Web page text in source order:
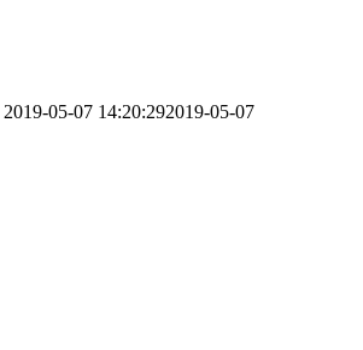
2019-05-07 14:20:292019-05-07